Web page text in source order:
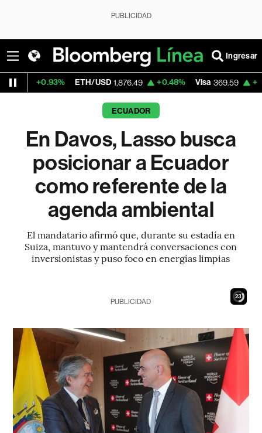
PUBLICIDAD
Ingresar
ETH/USD 1,876.49 +0.48% Visa 369.59 +1.07%
ECUADOR
En Davos, Lasso busca
posicionar a Ecuador
como referente de la
agenda ambiental
El mandatario afirmó que, durante su estadía en
Suiza, mantuvo y mantendrá conversaciones con
inversionistas y puso foco en energías limpias
21
PUBLICIDAD